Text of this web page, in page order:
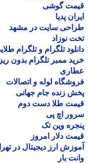
گوشی
پدیا
سایت در مشهد
نوزاد
تلگرام و تلگرام طلایی
ممبر تلگرام بدون ریزش
لوله و اتصالات
زنده جام جهانی
طلا دست دوم
اچ پی
وین تک
دلار امروز
ارز دیجیتال در تهران
بار